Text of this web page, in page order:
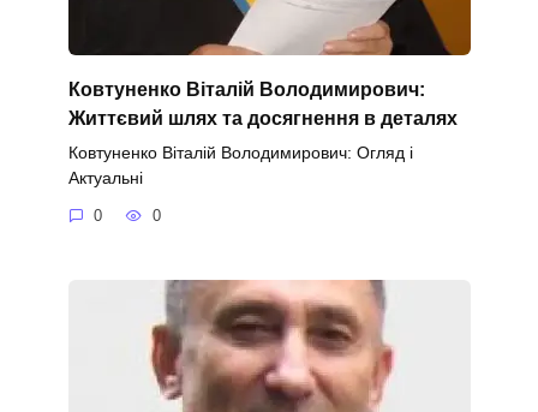
Ковтуненко Віталій Володимирович:
Життєвий шлях та досягнення в деталях
Ковтуненко Віталій Володимирович: Огляд і
Актуальні
0 0